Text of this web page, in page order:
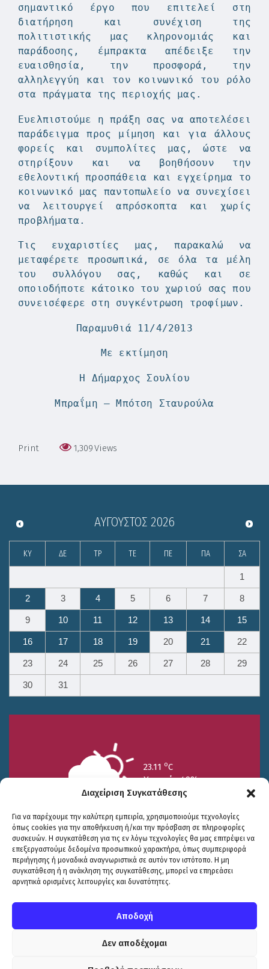
Διαχείριση Συγκατάθεσης
Για να παρέχουμε την καλύτερη εμπειρία, χρησιμοποιούμε τεχνολογίες
όπως cookies για την αποθήκευση ή/και την πρόσβαση σε πληροφορίες
συσκευών. Η συγκατάθεση για τις εν λόγω τεχνολογίες θα μας επιτρέψει να
επεξεργαστούμε δεδομένα προσωπικού χαρακτήρα, όπως συμπεριφορά
περιήγησης ή μοναδικά αναγνωριστικά σε αυτόν τον ιστότοπο. Η μη
συγκατάθεση ή η ανάκληση της συγκατάθεσης, μπορεί να επηρεάσει
αρνητικά ορισμένες λειτουργίες και δυνατότητες.
Αποδοχή
Δεν αποδέχομαι
σημαντικό έργο που επιτελεί στη
διατήρηση και συνέχιση της
πολιτιστικής μας κληρονομιάς και
παράδοσης, έμπρακτα απέδειξε την
ευαισθησία, την προσφορά, την
αλληλεγγύη και τον κοινωνικό του ρόλο
στα πράγματα της περιοχής μας.
Ευελπιστούμε η πράξη σας να αποτελέσει
παράδειγμα προς μίμηση και για άλλους
φορείς και συμπολίτες μας, ώστε να
στηρίξουν και να βοηθήσουν την
εθελοντική προσπάθεια και εγχείρημα το
κοινωνικό μας παντοπωλείο να συνεχίσει
να λειτουργεί απρόσκοπτα και χωρίς
προβλήματα.
Τις ευχαριστίες μας, παρακαλώ να
μεταφέρετε προσωπικά, σε όλα τα μέλη
του συλλόγου σας, καθώς και σε
οποιοδήποτε κάτοικο του χωριού σας που
συνεισέφερε στη συγκέντρωση τροφίμων.
Παραμυθιά 11/4/2013
Με εκτίμηση
Η Δήμαρχος Σουλίου
Μπραΐμη – Μπότση Σταυρούλα
Print 1,309Views
ΑΎΓΟΥΣΤΟΣ 2026
ΚΥ ΔΕ ΤΡ ΤΕ ΠΕ ΠΑ ΣΑ
1
2 3 4 5 6 7 8
9 10 11 12 13 14 15
16 17 18 19 20 21 22
23 24 25 26 27 28 29
30 31
23.11 oC
Υγρασία 49%
25/7
15.73 oC
26/7
17.99oC
27/7
20.94oC
© COPYRIGHT ΔΗΜΟΣ ΣΟΥΛΙΟΥ 2026
ΕΓΚΡΙΤΟΣ GROUP